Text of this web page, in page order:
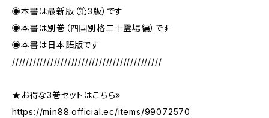
◉本書は最新版（第3版）です
◉本書は別巻（四国別格二十霊場編）です
◉本書は日本語版です
///////////////////////////////////////////
★お得な3巻セットはこちら»
https://min88.official.ec/items/99072570